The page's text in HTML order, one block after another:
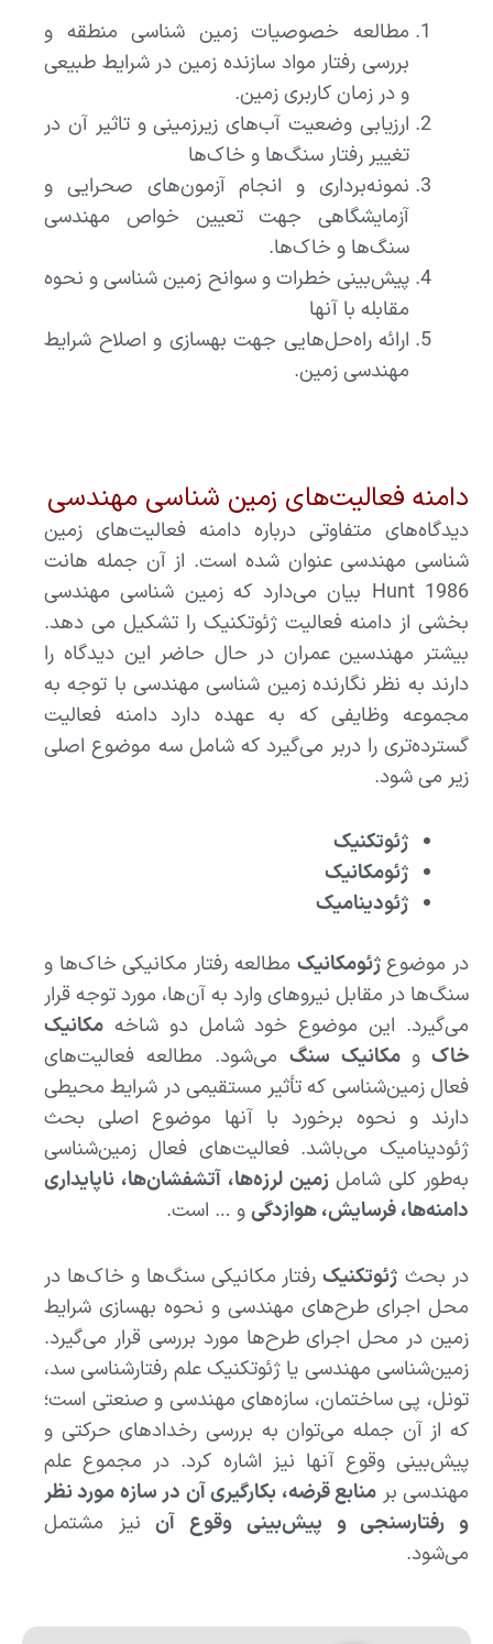
مطالعه خصوصیات زمین شناسی منطقه و
بررسی رفتار مواد سازنده زمین در شرایط طبیعی
و در زمان کاربری زمین.
ارزیابی وضعیت آب‌های زیرزمینی و تاثیر آن در
تغییر رفتار سنگ‌ها و خاک‌ها
نمونه‌برداری و انجام آزمون‌های صحرایی و
آزمایشگاهی جهت تعیین خواص مهندسی
سنگ‌ها و خاک‌ها.
پیش‌بینی خطرات و سوانح زمین شناسی و نحوه
مقابله با آنها
ارائه راه‌حل‌هایی جهت بهسازی و اصلاح شرایط
مهندسی زمین.
دامنه فعالیت‌های زمین شناسی مهندسی
دیدگاه‌های متفاوتی درباره دامنه فعالیت‌های زمین
شناسی مهندسی عنوان شده است. از آن جمله هانت
Hunt 1986 بیان می‌دارد که زمین شناسی مهندسی
بخشی از دامنه فعالیت ژئوتکنیک را تشکیل می دهد.
بیشتر مهندسین عمران در حال حاضر این دیدگاه را
دارند به نظر نگارنده زمین شناسی مهندسی با توجه به
مجموعه وظایفی که به عهده دارد دامنه فعالیت
گسترده‌تری را دربر می‌گیرد که شامل سه موضوع اصلی
زیر می شود.
ژئوتکنیک
ژئومکانیک
ژئودینامیک
در موضوعژئومکانیکمطالعه رفتار مکانیکی خاک‌ها و
سنگ‌ها در مقابل نیروهای وارد به آن‌ها، مورد توجه قرار
می‌گیرد. این موضوع خود شامل دو شاخه مکانیک
خاک ومکانیک سنگمی‌شود. مطالعه فعالیت‌های
فعال زمین‌شناسی که تأثیر مستقیمی در شرایط محیطی
دارند و نحوه برخورد با آنها موضوع اصلی بحث
ژئودینامیک می‌باشد. فعالیت‌های فعال زمین‌شناسی
به‌طور کلی شامل زمین لرزه‌ها، آتشفشان‌ها، ناپایداری
دامنه‌ها، فرسایش، هوازدگیو … است.
در بحث ژئوتکنیکرفتار مکانیکی سنگ‌ها و خاک‌ها در
محل اجرای طرح‌های مهندسی و نحوه بهسازی شرایط
زمین در محل اجرای طرح‌ها مورد بررسی قرار می‌گیرد.
زمین‌شناسی مهندسی یا ژئوتکنیک علم رفتارشناسی سد،
تونل، پی ساختمان، سازه‌های مهندسی و صنعتی است؛
که از آن جمله می‌توان به بررسی رخدادهای حرکتی و
پیش‌بینی وقوع آنها نیز اشاره کرد. در مجموع علم
مهندسی بر منابع قرضه، بکارگیری آن در سازه مورد نظر
و رفتارسنجی و پیش‌بینی وقوع آننیز مشتمل
می‌شود.